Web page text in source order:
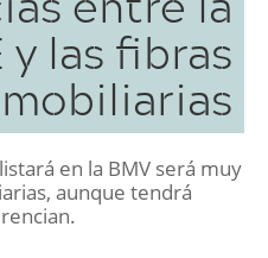
y las fibras
en la BMV será muy
aunque tendrá